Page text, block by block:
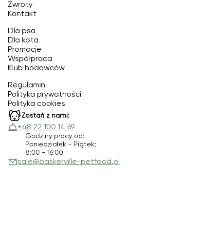
Zwroty
Kontakt
Dla psa
Dla kota
Promocje
Współpraca
Klub hodowców
Regulamin
Polityka prywatności
Polityka cookies
Zostań z nami:
+48 22 100 14 69
Godziny pracy od:
Poniedziałek - Piątek;
8:00 - 16:00
sale@baskerville-petfood.pl